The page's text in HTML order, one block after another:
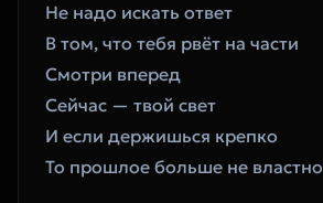
Не надо искать ответ
В том, что тебя рвёт на части
Смотри вперед
Сейчас — твой свет
И если держишься крепко
То прошлое больше не властно